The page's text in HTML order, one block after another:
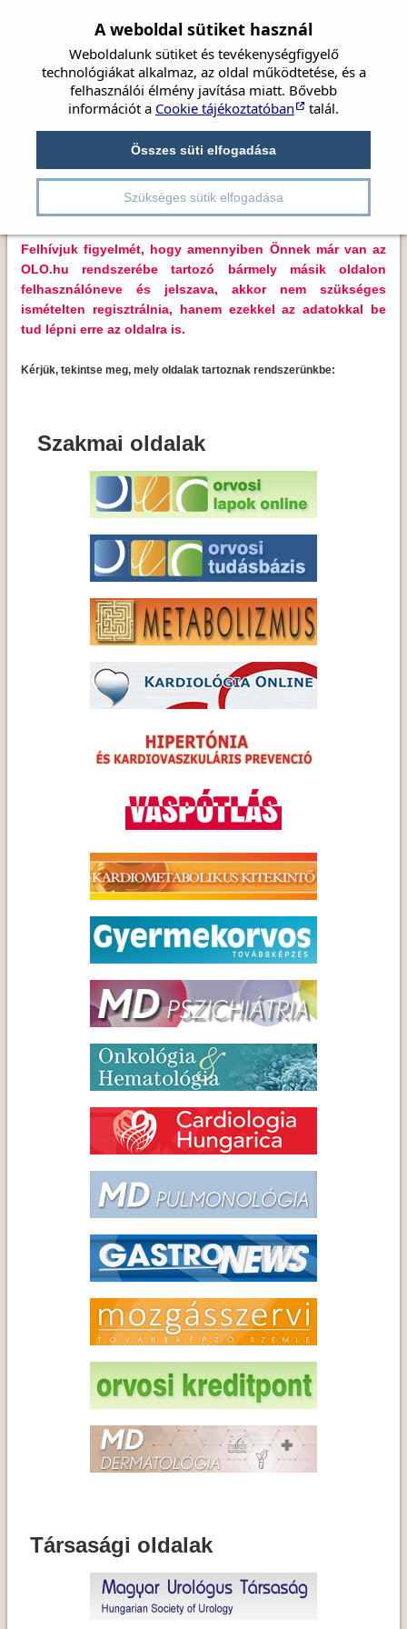
Címlap Hírek Társaság Szemészet
Beszámolók Irányelvek
Kongresszusok Pályázatok
Kedves Látogatónk!
Üdvözöljük Önt az OLO.hu portálrendszerbe tartozó
szemorvostarsasag.hu oldalon.
Felhívjuk figyelmét, hogy amennyiben Önnek már van az
OLO.hu rendszerébe tartozó bármely másik oldalon
felhasználóneve és jelszava, akkor nem szükséges
ismételten regisztrálnia, hanem ezekkel az adatokkal be
tud lépni erre az oldalra is.
Kérjük, tekintse meg, mely oldalak tartoznak rendszerünkbe:
Szakmai oldalak
Társasági oldalak
A weboldal sütiket használ
Weboldalunk sütiket és tevékenységfigyelő
technológiákat alkalmaz, az oldal működtetése, és a
felhasználói élmény javítása miatt. Bővebb
információt a Cookie tájékoztatóban talál.
Összes süti elfogadása
Szükséges sütik elfogadása